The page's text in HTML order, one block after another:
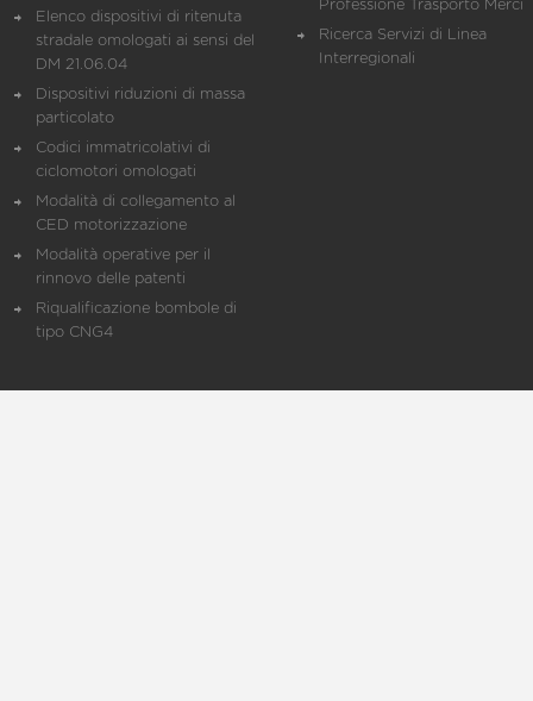
Elenco dispositivi di ritenuta
stradale omologati ai sensi del
DM 21.06.04
Dispositivi riduzioni di massa
particolato
Codici immatricolativi di
ciclomotori omologati
Modalità di collegamento al
CED motorizzazione
Modalità operative per il
rinnovo delle patenti
Riqualificazione bombole di
tipo CNG4
Professione Trasporto Merci
Ricerca Servizi di Linea
Interregionali